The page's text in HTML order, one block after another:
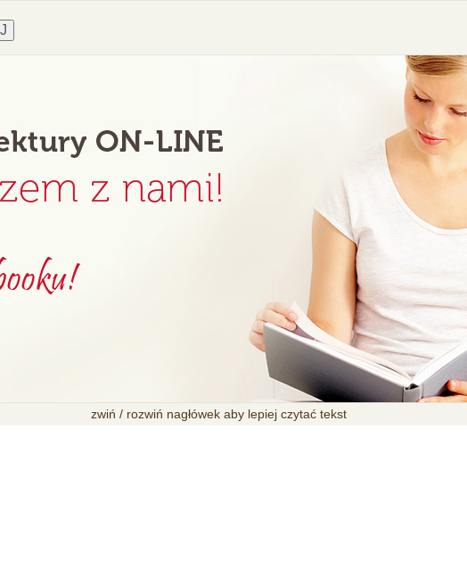
zwiń / rozwiń nagłówek aby lepiej czytać tekst